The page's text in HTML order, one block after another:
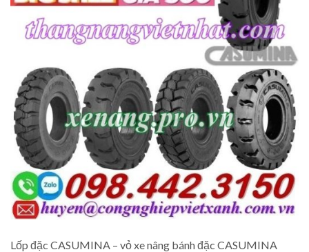
Lốp đặc CASUMINA – vỏ xe nâng bánh đặc CASUMINA